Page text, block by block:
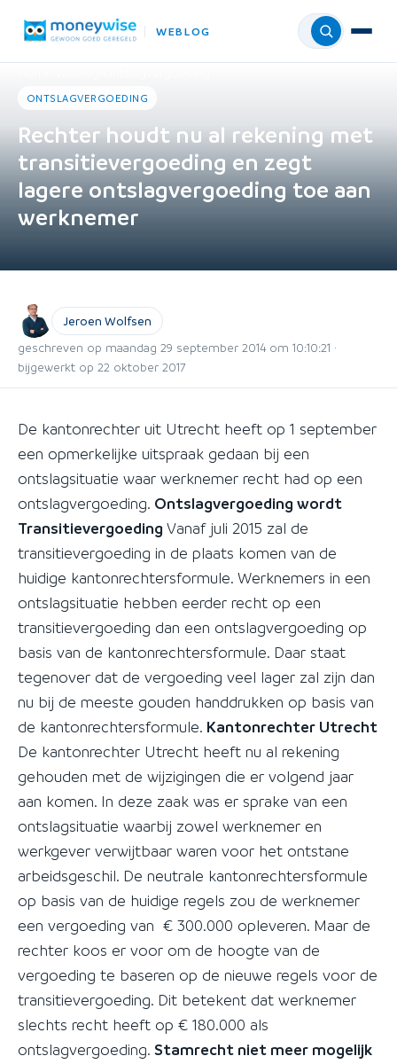
WEBLOG Menu
ONTSLAGVERGOEDING
Rechter houdt nu al rekening met
transitievergoeding en zegt
lagere ontslagvergoeding toe aan
werknemer
Jeroen Wolfsen
geschreven op maandag 29 september 2014 om 10:10:21 ·
bijgewerkt op 22 oktober 2017
De kantonrechter uit Utrecht heeft op 1 september
een opmerkelijke uitspraak gedaan bij een
ontslagsituatie waar werknemer recht had op een
ontslagvergoeding. Ontslagvergoeding wordt
Transitievergoeding Vanaf juli 2015 zal de
transitievergoeding in de plaats komen van de
huidige kantonrechtersformule. Werknemers in een
ontslagsituatie hebben eerder recht op een
transitievergoeding dan een ontslagvergoeding op
basis van de kantonrechtersformule. Daar staat
tegenover dat de vergoeding veel lager zal zijn dan
nu bij de meeste gouden handdrukken op basis van
de kantonrechtersformule. Kantonrechter Utrecht
De kantonrechter Utrecht heeft nu al rekening
gehouden met de wijzigingen die er volgend jaar
aan komen. In deze zaak was er sprake van een
ontslagsituatie waarbij zowel werknemer en
werkgever verwijtbaar waren voor het ontstane
arbeidsgeschil. De neutrale kantonrechtersformule
op basis van de huidige regels zou de werknemer
een vergoeding van € 300.000 opleveren. Maar de
rechter koos er voor om de hoogte van de
vergoeding te baseren op de nieuwe regels voor de
transitievergoeding. Dit betekent dat werknemer
slechts recht heeft op € 180.000 als
ontslagvergoeding. Stamrecht niet meer mogelijk